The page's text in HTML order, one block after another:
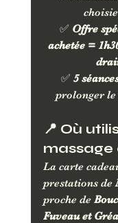
✅ Offre
achetée =
✅ 5
prolonger le
📍 Où
massage
La carte
prestations de
proche de
Fuveau et